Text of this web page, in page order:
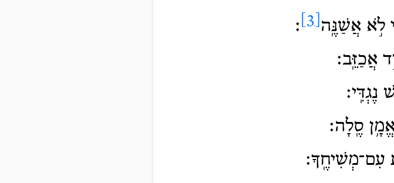
לֹ֣א אֲשַׁנֶּֽה
׃
אֲכַזֵּֽב׃
נֶגְדִּֽי׃
סֶֽלָה׃